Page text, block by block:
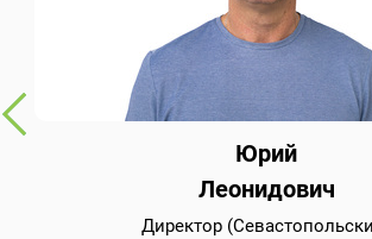
Юрий
Леонидович
Директор